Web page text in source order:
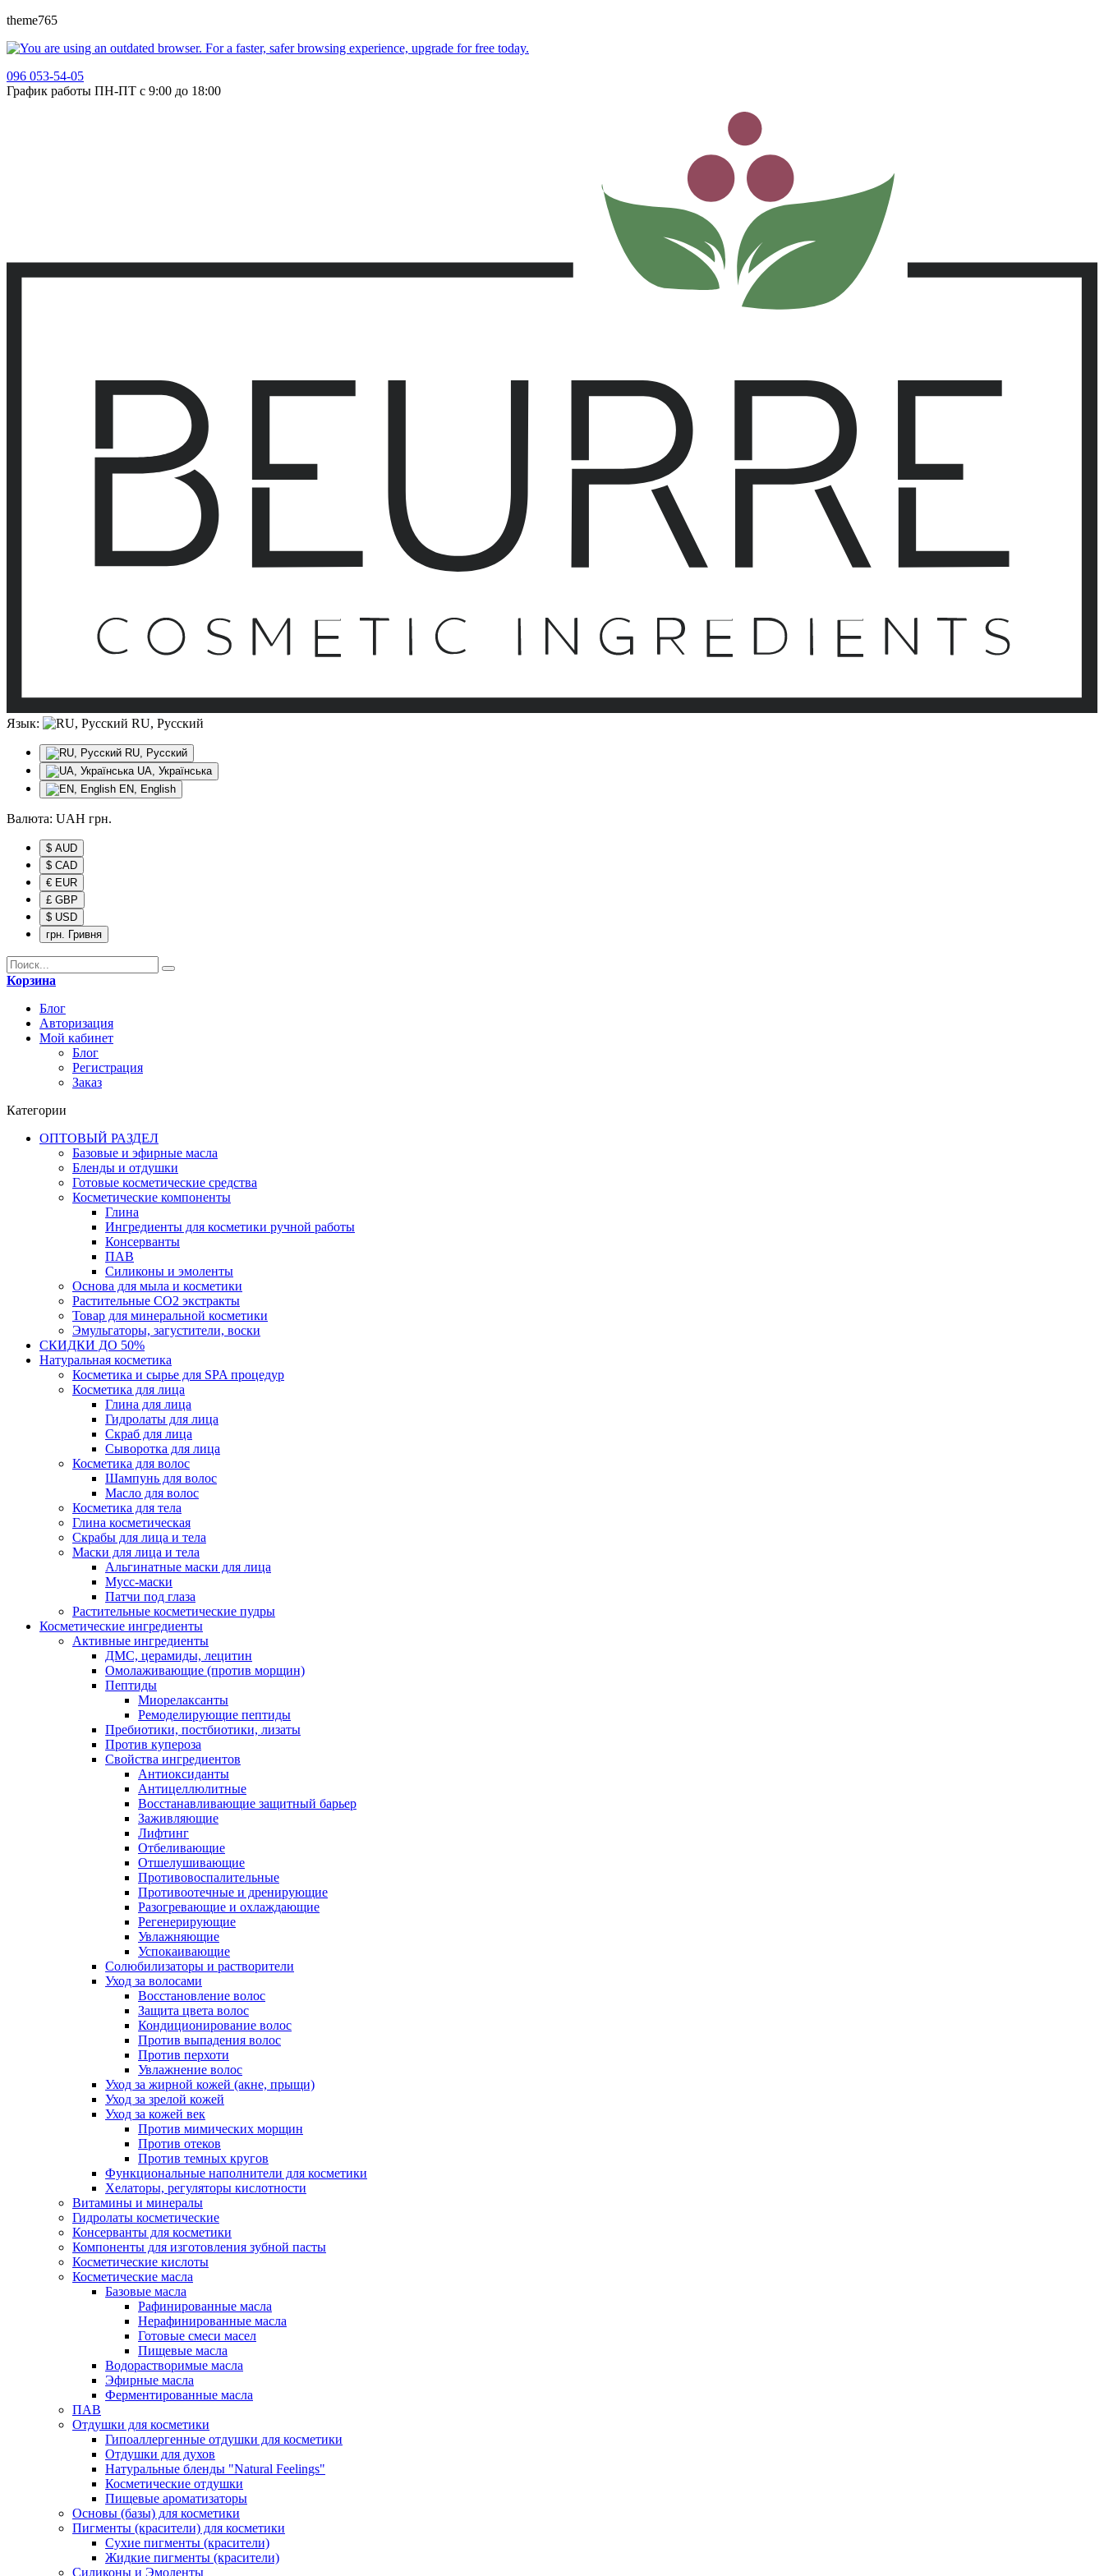
theme765
096 053-54-05
График работы ПН-ПТ с 9:00 до 18:00
Язык: RU, Русский
RU, Русский
UA, Українська
EN, English
Валюта: UAH грн.
$ AUD
$ CAD
€ EUR
£ GBP
$ USD
грн. Гривня
Корзина
Блог
Авторизация
Мой кабинет
Блог
Регистрация
Заказ
Категории
ОПТОВЫЙ РАЗДЕЛ
Базовые и эфирные масла
Бленды и отдушки
Готовые косметические средства
Косметические компоненты
Глина
Ингредиенты для косметики ручной работы
Консерванты
ПАВ
Силиконы и эмоленты
Основа для мыла и косметики
Растительные СО2 экстракты
Товар для минеральной косметики
Эмульгаторы, загустители, воски
СКИДКИ ДО 50%
Натуральная косметика
Косметика и сырье для SPA процедур
Косметика для лица
Глина для лица
Гидролаты для лица
Скраб для лица
Сыворотка для лица
Косметика для волос
Шампунь для волос
Масло для волос
Косметика для тела
Глина косметическая
Скрабы для лица и тела
Маски для лица и тела
Альгинатные маски для лица
Мусс-маски
Патчи под глаза
Растительные косметические пудры
Косметические ингредиенты
Активные ингредиенты
ДМС, церамиды, лецитин
Омолаживающие (против морщин)
Пептиды
Миорелаксанты
Ремоделирующие пептиды
Пребиотики, постбиотики, лизаты
Против купероза
Свойства ингредиентов
Антиоксиданты
Антицеллюлитные
Восстанавливающие защитный барьер
Заживляющие
Лифтинг
Отбеливающие
Отшелушивающие
Противовоспалительные
Противоотечные и дренирующие
Разогревающие и охлаждающие
Регенерирующие
Увлажняющие
Успокаивающие
Солюбилизаторы и растворители
Уход за волосами
Восстановление волос
Защита цвета волос
Кондиционирование волос
Против выпадения волос
Против перхоти
Увлажнение волос
Уход за жирной кожей (акне, прыщи)
Уход за зрелой кожей
Уход за кожей век
Против мимических морщин
Против отеков
Против темных кругов
Функциональные наполнители для косметики
Хелаторы, регуляторы кислотности
Витамины и минералы
Гидролаты косметические
Консерванты для косметики
Компоненты для изготовления зубной пасты
Косметические кислоты
Косметические масла
Базовые масла
Рафинированные масла
Нерафинированные масла
Готовые смеси масел
Пищевые масла
Водорастворимые масла
Эфирные масла
Ферментированные масла
ПАВ
Отдушки для косметики
Гипоаллергенные отдушки для косметики
Отдушки для духов
Натуральные бленды "Natural Feelings"
Косметические отдушки
Пищевые ароматизаторы
Основы (базы) для косметики
Пигменты (красители) для косметики
Сухие пигменты (красители)
Жидкие пигменты (красители)
Силиконы и Эмоленты